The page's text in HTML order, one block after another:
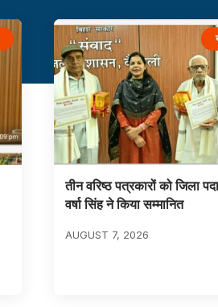
तीन वरिष्ठ पत्रकारों को जिला
वर्षा सिंह ने किया सम्मानित
AUGUST 7, 2026